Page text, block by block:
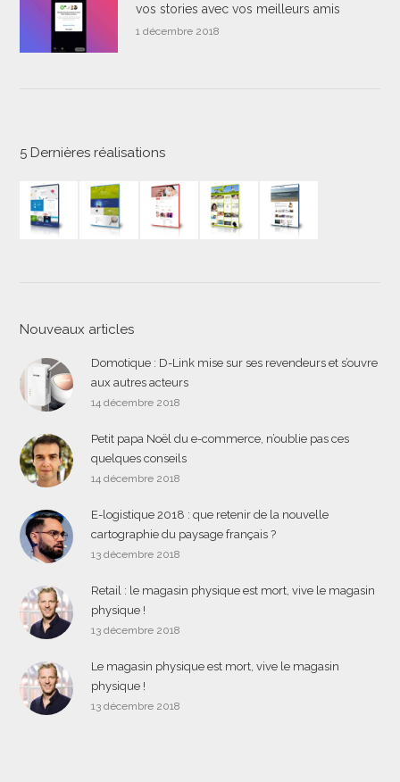
vos stories avec vos meilleurs amis
1 décembre 2018
5 Dernières réalisations
Nouveaux articles
Domotique : D-Link mise sur ses revendeurs et s’ouvre
aux autres acteurs
14 décembre 2018
Petit papa Noël du e-commerce, n’oublie pas ces
quelques conseils
14 décembre 2018
E-logistique 2018 : que retenir de la nouvelle
cartographie du paysage français ?
13 décembre 2018
Retail : le magasin physique est mort, vive le magasin
physique !
13 décembre 2018
Le magasin physique est mort, vive le magasin
physique !
13 décembre 2018